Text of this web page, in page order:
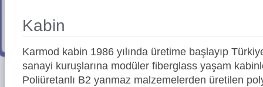
Kabin
Karmod kabin 1986 yılında üretime başlayıp
sanayi kuruşlarına modüler fiberglass yaşam
Poliüretanlı B2 yanmaz malzemelerden üretilen